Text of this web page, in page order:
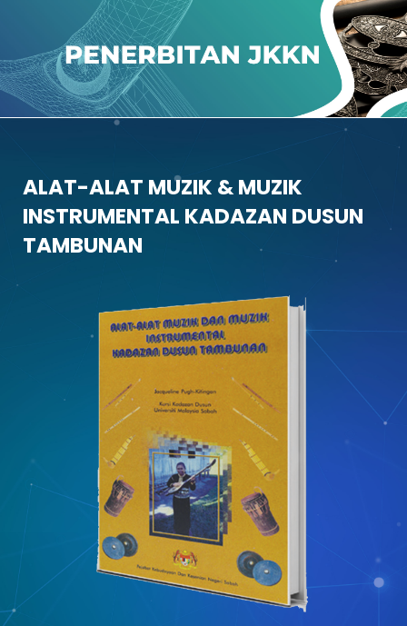
ALAT-ALAT MUZIK & MUZIK
INSTRUMENTAL KADAZAN DUSUN
TAMBUNAN